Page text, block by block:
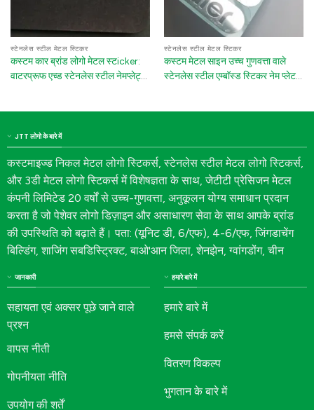
स्टेनलेस स्टील मेटल स्टिकर
कस्टम कार ब्रांड लोगो मेटल स्टicker:
वाटरप्रूफ एच्ड स्टेनलेस स्टील नेमप्लेट्स
स्टेनलेस स्टील मेटल स्टिकर
कस्टम मेटल साइन उच्च गुणवत्ता वाले
स्टेनलेस स्टील एम्बॉस्ड स्टिकर नेम प्लेट
JTT लोगो के बारे में
कस्टमाइज्ड निकल मेटल लोगो स्टिकर्स, स्टेनलेस स्टील मेटल लोगो स्टिकर्स,
और 3डी मेटल लोगो स्टिकर्स में विशेषज्ञता के साथ, जेटीटी प्रेसिजन मेटल
कंपनी लिमिटेड 20 वर्षों से उच्च-गुणवत्ता, अनुकूलन योग्य समाधान प्रदान
करता है जो पेशेवर लोगो डिज़ाइन और असाधारण सेवा के साथ आपके ब्रांड
की उपस्थिति को बढ़ाते हैं। पता: (यूनिट डी, 6/एफ), 4-6/एफ, जिंगडाचेंग
बिल्डिंग, शाजिंग सबडिस्ट्रिक्ट, बाओ'आन जिला, शेनझेन, ग्वांगडोंग, चीन
जानकारी
सहायता एवं अक्सर पूछे जाने वाले
प्रश्न
वापस नीती
गोपनीयता नीति
उपयोग की शर्तें
हमारे बारे में
हमारे बारे में
हमसे संपर्क करें
वितरण विकल्प
भुगतान के बारे में